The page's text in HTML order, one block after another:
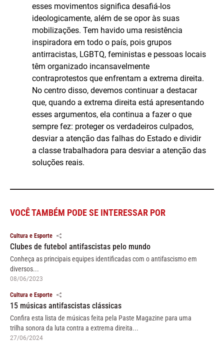
esses movimentos significa desafiá-los
ideologicamente, além de se opor às suas
mobilizações. Tem havido uma resistência
inspiradora em todo o país, pois grupos
antirracistas, LGBTQ, feministas e pessoas locais
têm organizado incansavelmente
contraprotestos que enfrentam a extrema direita.
No centro disso, devemos continuar a destacar
que, quando a extrema direita está apresentando
esses argumentos, ela continua a fazer o que
sempre fez: proteger os verdadeiros culpados,
desviar a atenção das falhas do Estado e dividir
a classe trabalhadora para desviar a atenção das
soluções reais.
VOCÊ TAMBÉM PODE SE INTERESSAR POR
Cultura e Esporte
Clubes de futebol antifascistas pelo mundo
Conheça as principais equipes identificadas com o antifascismo em
diversos...
08/06/2023
Cultura e Esporte
15 músicas antifascistas clássicas
Confira esta lista de músicas feita pela Paste Magazine para uma
trilha sonora da luta contra a extrema direita...
27/06/2024